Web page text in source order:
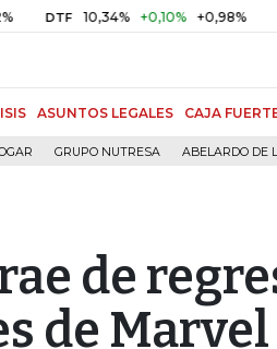
10,34% +0,10% +0,98% UVR
ASUNTOS LEGALES CAJA
GRUPO NUTRESA ABELARDO DE
de
de Marvel